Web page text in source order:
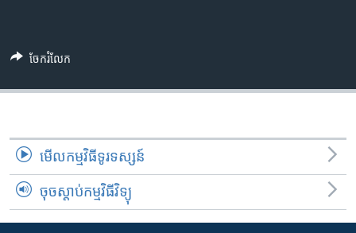
រក
ចែករំលែក
មើល​កម្មវិធី​ទូរទស្សន៍
ចុចស្តាប់កម្មវិធីវិទ្យុ